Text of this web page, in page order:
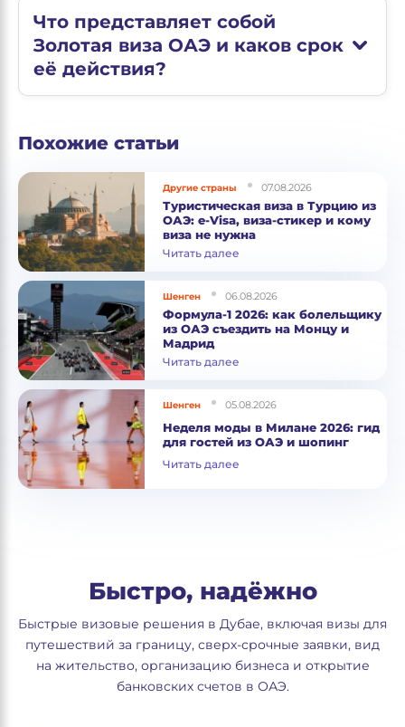
Что представляет собой
Золотая виза ОАЭ и каков срок
её действия?
Похожие статьи
Другие страны 07.08.2026
Туристическая виза в Турцию из
ОАЭ: e-Visa, виза-стикер и кому
виза не нужна
Читать далее
Шенген 06.08.2026
Формула-1 2026: как болельщику
из ОАЭ съездить на Монцу и
Мадрид
Читать далее
Шенген 05.08.2026
Неделя моды в Милане 2026: гид
для гостей из ОАЭ и шопинг
Читать далее
Быстро, надёжно
Быстрые визовые решения в Дубае, включая визы для
путешествий за границу, сверх-срочные заявки, вид
на жительство, организацию бизнеса и открытие
банковских счетов в ОАЭ.